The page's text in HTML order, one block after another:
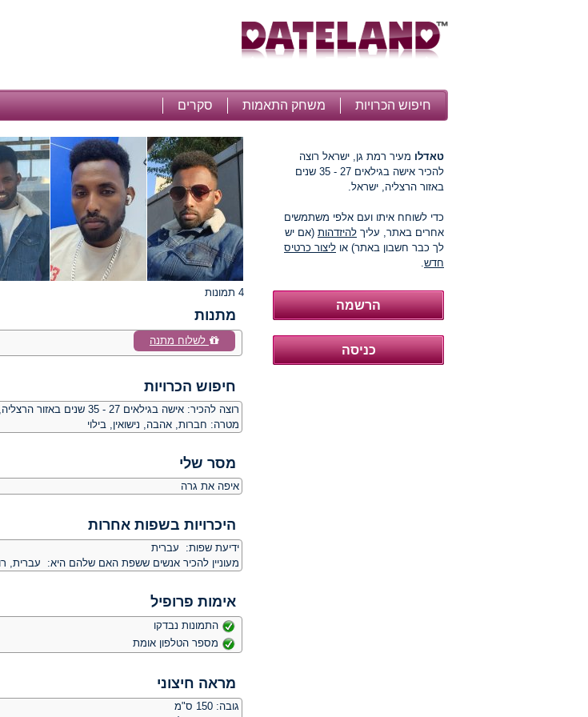
חיפוש הכרויות משחק התאמות סקרים
טאדלו מעיר רמת גן, ישראל רוצה
להכיר אישה בגילאים 27 - 35 שנים
באזור הרצליה, ישראל.
כדי לשוחח איתו ועם אלפי משתמשים
אחרים באתר, עליך להיזדהות (אם יש
לך כבר חשבון באתר) או ליצור כרטיס
חדש.
4 תמונות
מתנות
לשלוח מתנה
חיפוש הכרויות
רוצה להכיר: אישה בגילאים 27 - 35 שנים באזור הרצליה, ישראל
מטרה: חברות, אהבה, נישואין, בילוי
מסר שלי
איפה את גרה
היכרויות בשפות אחרות
ידיעת שפות: עברית
מעוניין להכיר אנשים ששפת האם שלהם היא: עברית,
אימות פרופיל
התמונות נבדקו
מספר הטלפון אומת
מראה חיצוני
גובה: 150 ס"מ